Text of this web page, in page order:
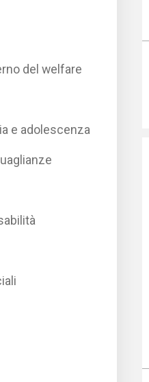
del welfare
e adolescenza